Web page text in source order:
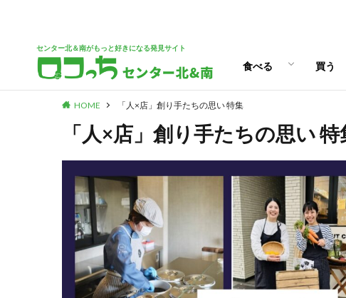
センター北＆南がもっと好きになる発見サイト
食べる
パン
スイーツ
ランチ
カフェ
買う
HOME 「人×店」創り手たちの思い 特集
「人×店」創り手たちの思い 特